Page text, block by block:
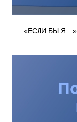
«ЕСЛИ БЫ Я…»